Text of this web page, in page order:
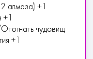
алмаза) +1
чудовищ
+1